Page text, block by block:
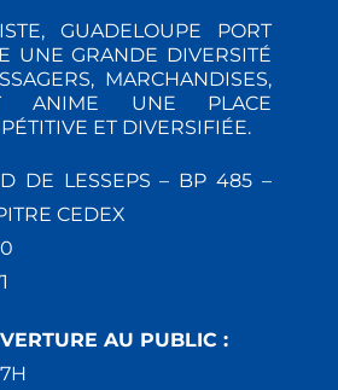
GUADELOUPE PORT
UNE GRANDE DIVERSITÉ
MARCHANDISES,
ANIME UNE PLACE
ET DIVERSIFIÉE.
DE LESSEPS – BP 485 –
CEDEX
AU PUBLIC :